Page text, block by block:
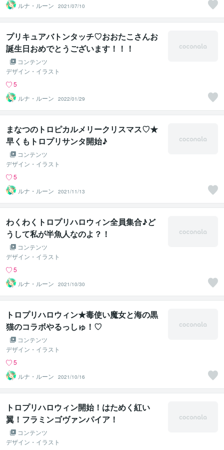
ルナ・ルーン
2021/07/10
プリキュアバトンタッチ♡おおたこさんお
誕生日おめでとうございます！！！
コンテンツ
デザイン・イラスト
5
ルナ・ルーン
2022/01/29
まなつのトロピカルメリークリスマス♡★
早くもトロプリサンタ開始♪
コンテンツ
デザイン・イラスト
5
ルナ・ルーン
2021/11/13
わくわくトロプリハロウィン全員集合♪ど
うして私が半魚人なのよ？！
コンテンツ
デザイン・イラスト
5
ルナ・ルーン
2021/10/30
トロプリハロウィン★毒使い魔女と海の黒
猫のコラボやるっしゅ！♡
コンテンツ
デザイン・イラスト
5
ルナ・ルーン
2021/10/16
トロプリハロウィン開始！はためく紅い
翼！フラミンゴヴァンパイア！
コンテンツ
デザイン・イラスト